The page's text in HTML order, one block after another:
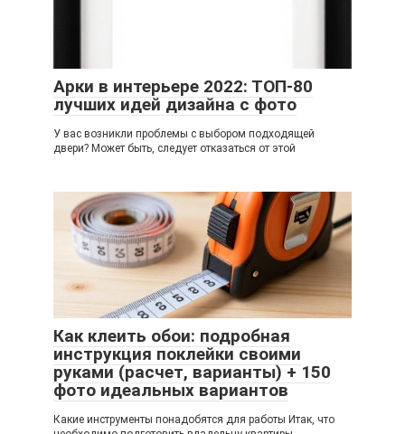
Арки в интерьере 2022: ТОП-80
лучших идей дизайна с фото
У вас возникли проблемы с выбором подходящей
двери? Может быть, следует отказаться от этой
Как клеить обои: подробная
инструкция поклейки своими
руками (расчет, варианты) + 150
фото идеальных вариантов
Какие инструменты понадобятся для работы Итак, что